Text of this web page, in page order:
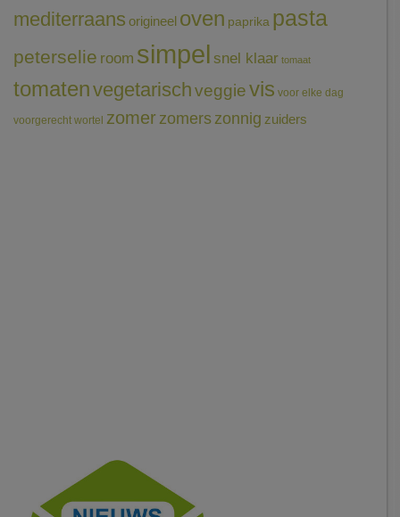
mediterraans origineel oven paprika pasta
peterselie room simpel snel klaar tomaat
tomatenvegetarischveggievis voor elke dag
voorgerecht wortel zomerzomerszonnig zuiders